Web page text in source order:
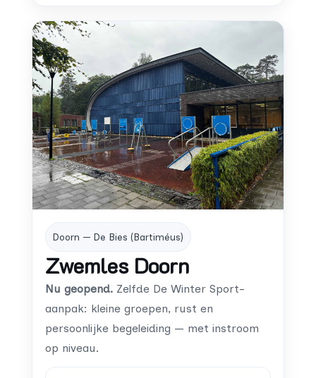
Doorn — De Bies (Bartiméus)
Zwemles Doorn
Nu geopend. Zelfde De Winter Sport-
aanpak: kleine groepen, rust en
persoonlijke begeleiding — met instroom
op niveau.